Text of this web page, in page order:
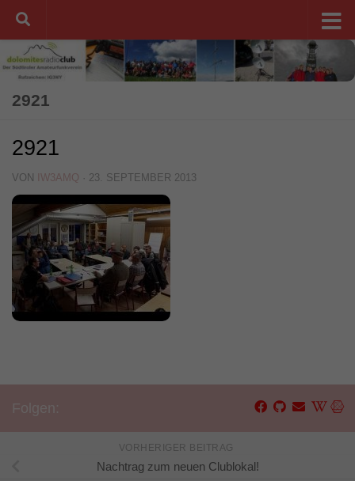
Unter dem Inhalt
2921
2921
VON IW3AMQ · 23. SEPTEMBER 2013
VORHERIGER BEITRAG
Nachtrag zum neuen Clublokal!